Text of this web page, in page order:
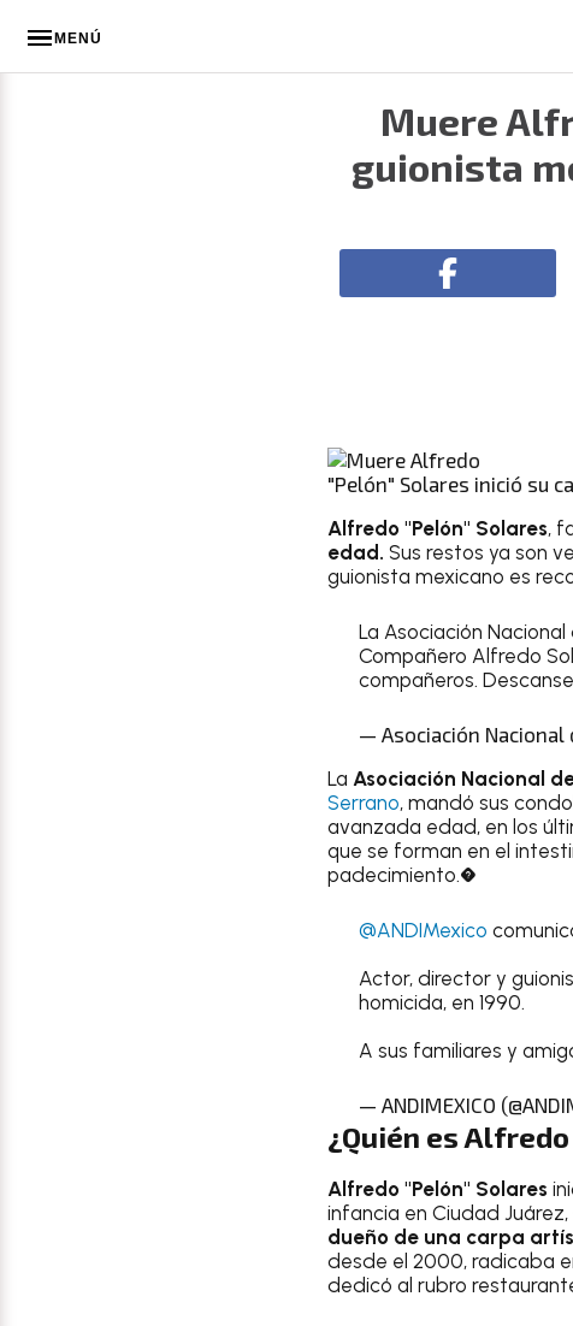
MENÚ
Muere
guionista
"Pelón" Solares inició su
Alfredo "Pelón" Solares,
edad. Sus restos ya son
guionista mexicano es
La Asociación
Compañero Alfredo
compañeros.
— Asociación Nacional
La Asociación Nacional
Serrano, mandó sus
avanzada edad, en los
que se forman en el
padecimiento.�
@ANDIMexico
Actor, director y
homicida, en 1990.
A sus familiares y
— ANDIMEXICO
¿Quién es
Alfredo "Pelón" Solares
infancia en Ciudad Juárez,
dueño de una carpa
desde el 2000, radicaba
dedicó al rubro